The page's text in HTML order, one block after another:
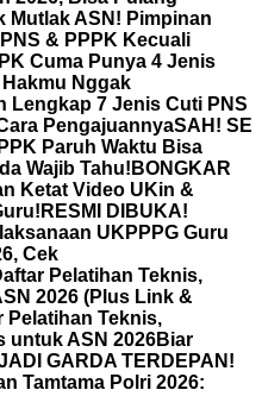
Mutlak ASN! Pimpinan
& PPPK Kecuali
Cuma Punya 4 Jenis
Nggak
Lengkap 7 Jenis Cuti PNS
PengajuannyaSAH! SE
Paruh Waktu Bisa
Wajib Tahu! BONGKAR
Ketat Video UKin &
RESMI DIBUKA!
UKPPPG Guru
Cek
Pelatihan Teknis,
2026 (Plus Link &
Pelatihan Teknis,
untuk ASN 2026Biar
GARDA TERDEPAN!
Tamtama Polri 2026: